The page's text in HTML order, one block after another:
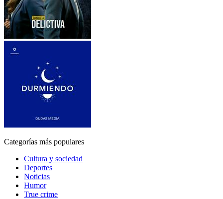
Categorías más populares
Cultura y sociedad
Deportes
Noticias
Humor
True crime